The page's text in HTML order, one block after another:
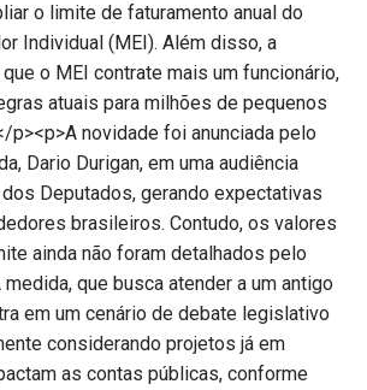
o limite de faturamento anual do
Individual (MEI). Além disso, a
o MEI contrate mais um funcionário,
atuais para milhões de pequenos
p><p>A novidade foi anunciada pelo
Dario Durigan, em uma audiência
dos Deputados, gerando expectativas
brasileiros. Contudo, os valores
ainda não foram detalhados pelo
que busca atender a um antigo
em um cenário de debate legislativo
considerando projetos já em
as contas públicas, conforme